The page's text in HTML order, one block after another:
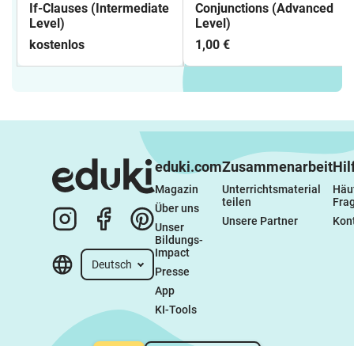
If-Clauses (Intermediate
Level)
kostenlos
Conjunctions (Advanced
Level)
1,00 €
Deutsch
eduki.com
Magazin
Über uns
Unser
Bildungs-
Impact
Presse
App
KI-Tools
Zusammenarbeit
Unterrichtsmaterial
teilen
Unsere Partner